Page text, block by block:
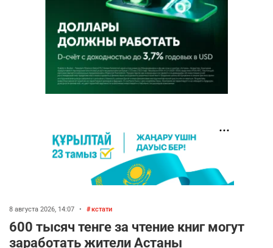
8 августа 2026, 14:07 • кстати
600 тысяч тенге за чтение книг могут
заработать жители Астаны